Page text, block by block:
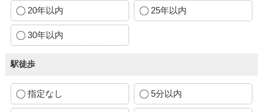
20年以内 25年以内
30年以内
駅徒歩
指定なし 5分以内